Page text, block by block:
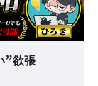
”欲張